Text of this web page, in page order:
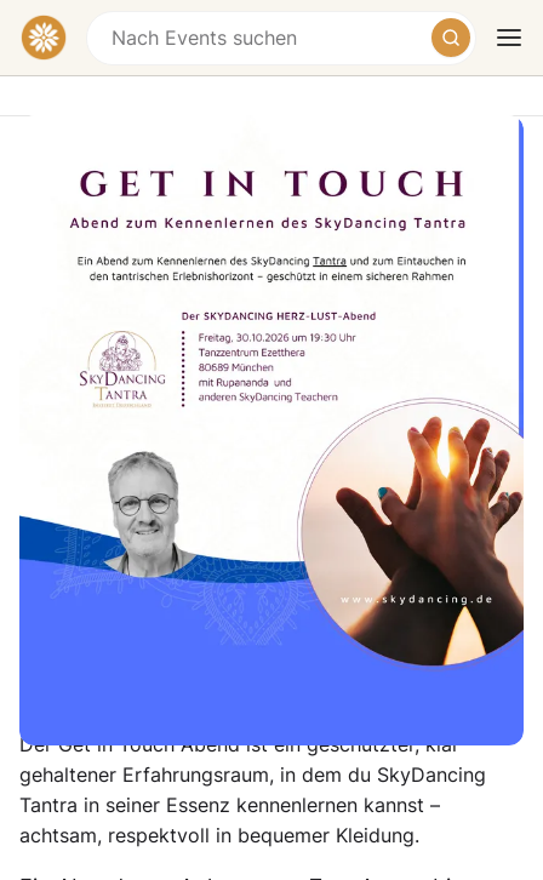
MorgenWochenende
Kennenlernen von SkyDancing
Tantra und zum Eintauchen ins
tantrische Feld
EZETTHERA - Europäisches Zentrum für
Tanztherapie, Geyerspergerstraße, Munich-
Laim, Germany
SkyDancing Tantra – mehr Lebendigkeit,
Klarheit und echte Verbindung
Vielleicht spürst du eine leise Neugier. Vielleicht eine
Sehnsucht nach mehr Lebendigkeit, mehr Tiefe, mehr
echtem Kontakt. Oder einfach den Wunsch, dich selbst
Der Get in Touch Abend ist ein geschützter, klar
gehaltener Erfahrungsraum, in dem du SkyDancing
Tantra in seiner Essenz kennenlernen kannst –
achtsam, respektvoll in bequemer Kleidung.